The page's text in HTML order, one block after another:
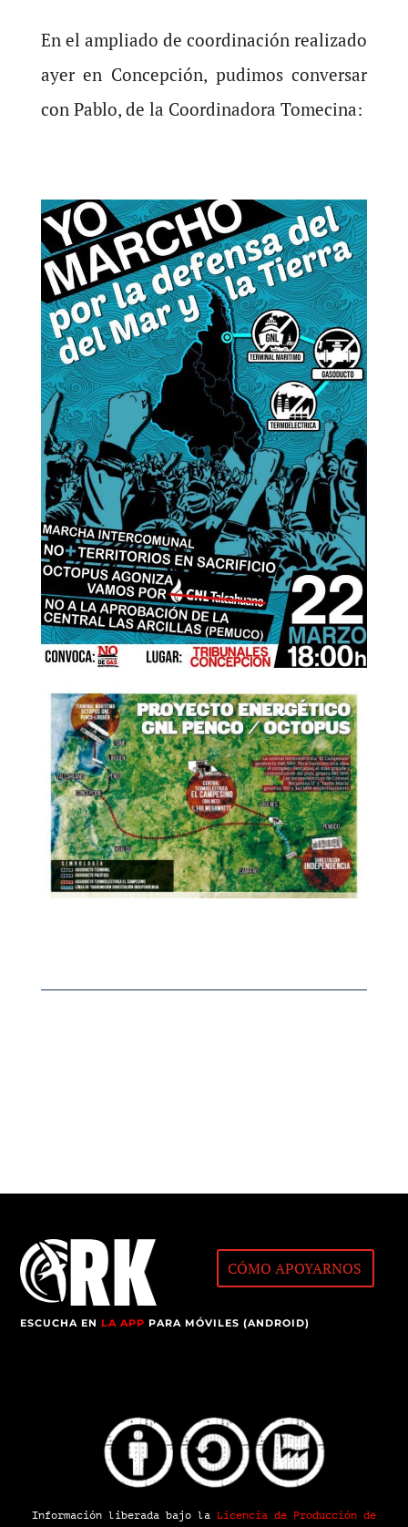
En el ampliado de coordinación realizado
ayer en Concepción, pudimos conversar
con Pablo, de la Coordinadora Tomecina:
CÓMO APOYARNOS
ESCUCHA ENLA APP PARA MÓVILES (ANDROID)
Información liberada bajo la Licencia de Producción de